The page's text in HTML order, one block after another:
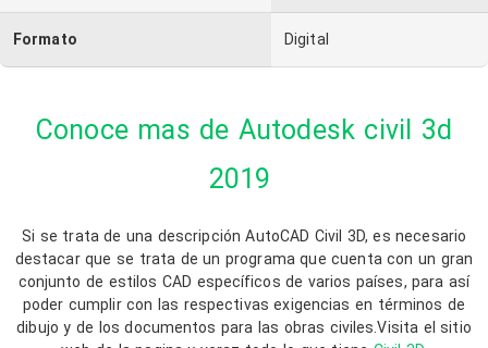
Formato Digital
Conoce mas de Autodesk civil 3d
2019
Si se trata de una descripción AutoCAD Civil 3D, es necesario
destacar que se trata de un programa que cuenta con un gran
conjunto de estilos CAD específicos de varios países, para así
poder cumplir con las respectivas exigencias en términos de
dibujo y de los documentos para las obras civiles.Visita el sitio